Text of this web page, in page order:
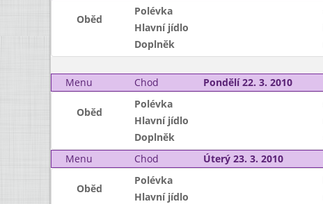
Oběd
Polévka
Hlavní jídlo
Doplněk
Menu
Chod Pondělí 22. 3. 2010
Oběd
Polévka
Hlavní jídlo
Doplněk
Menu
Chod Úterý 23. 3. 2010
Oběd
Polévka
Hlavní jídlo